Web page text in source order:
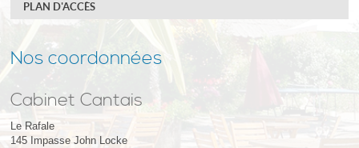
PLAN D'ACCÈS
Nos coordonnées
Cabinet Cantais
Le Rafale
145 Impasse John Locke